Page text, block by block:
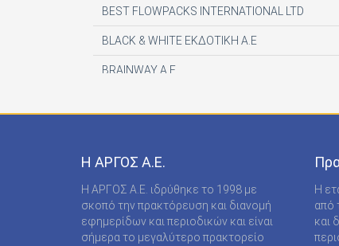
BEST FLOWPACKS INTERNATIONAL LTD
BLACK & WHITE ΕΚΔΟΤΙΚΗ Α.Ε
BRAINWAY A.E
DE AGOSTINI PUBLISHING SPA
DIGITAL CONTENT S.A.
DIGITAL MEDIA EPTA LTD ΥΠΟΚΑΤΑΣΤΗΜΑ
ΑΛΛΟΔΑΠΗΣ
Η ΑΡΓΟΣ A.E.
Η ΑΡΓΟΣ A.E. ιδρύθηκε το 1998 με
σκοπό την πρακτόρευση και διανομή
εφημερίδων και περιοδικών και είναι
σήμερα το μεγαλύτερο πρακτορείο
Η
από
και